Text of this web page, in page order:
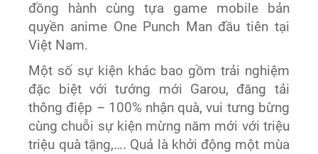
đồng hành cùng tựa game mobile bản
quyền anime One Punch Man đầu tiên tại
Việt Nam.
Một số sự kiện khác bao gồm trải nghiệm
đặc biệt với tướng mới Garou, đăng tải
thông điệp – 100% nhận quà, vui tưng bừng
cùng chuỗi sự kiện mừng năm mới với triệu
triệu quà tặng,…. Quả là khởi động một mùa